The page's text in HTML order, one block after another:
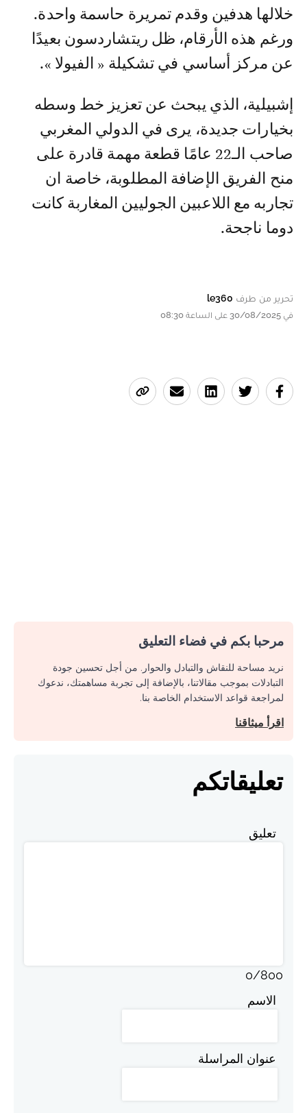
خلالها هدفين وقدم تمريرة حاسمة واحدة.
ورغم هذه الأرقام، ظل ريتشاردسون بعيدًا
عن مركز أساسي في تشكيلة « الفيولا ».
إشبيلية، الذي يبحث عن تعزيز خط وسطه
بخيارات جديدة، يرى في الدولي المغربي
صاحب الـ22 عامًا قطعة مهمة قادرة على
منح الفريق الإضافة المطلوبة، خاصة ان
تجاربه مع اللاعبين الجوليين المغاربة كانت
دوما ناجحة.
تحرير من طرف le360
في 30/08/2025 على الساعة 08:30
مرحبا بكم في فضاء التعليق
نريد مساحة للنقاش والتبادل والحوار. من أجل تحسين جودة
التبادلات بموجب مقالاتنا، بالإضافة إلى تجربة مساهمتك، ندعوك
لمراجعة قواعد الاستخدام الخاصة بنا.
اقرأ ميثاقنا
تعليقاتكم
تعليق
0/800
الاسم
عنوان المراسلة